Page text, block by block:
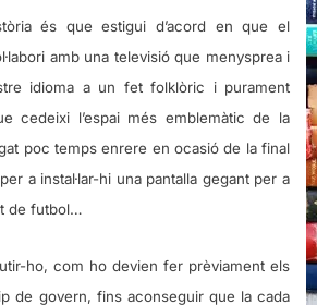
és que estigui d’acord en que el
amb una televisió que menysprea i
idioma a un fet folklòric i purament
cedeixi l’espai més emblemàtic de la
poc temps enrere en ocasió de la final
a instal·lar-hi una pantalla gegant per a
de futbol…
ho, com ho devien fer prèviament els
de govern, fins aconseguir que la cada